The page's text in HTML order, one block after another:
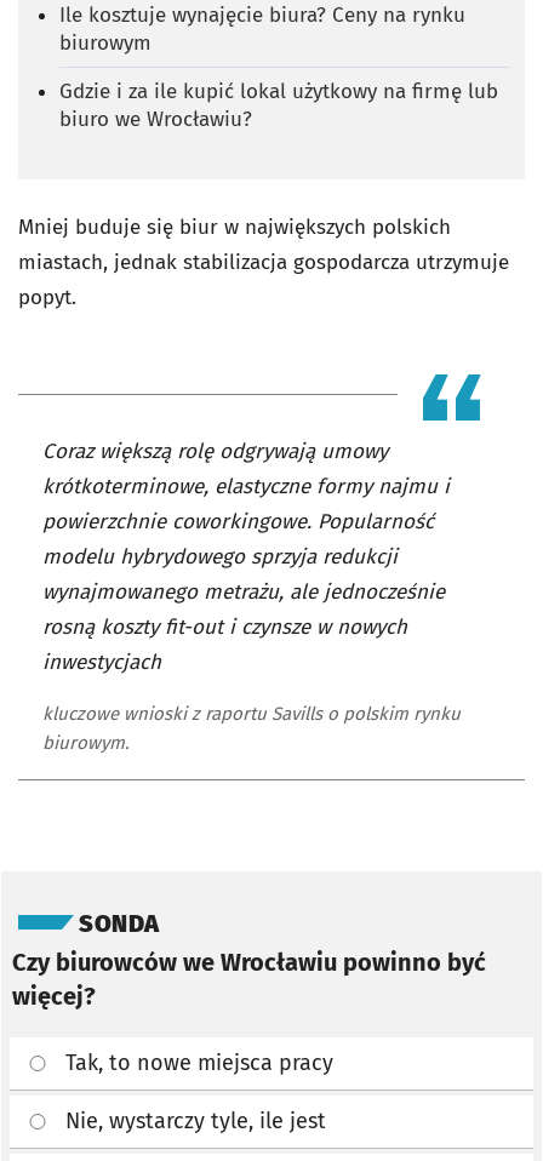
Ile kosztuje wynajęcie biura? Ceny na rynku
biurowym
Gdzie i za ile kupić lokal użytkowy na firmę lub
biuro we Wrocławiu?
Mniej buduje się biur w największych polskich
miastach, jednak stabilizacja gospodarcza utrzymuje
popyt.
Coraz większą rolę odgrywają umowy
krótkoterminowe, elastyczne formy najmu i
powierzchnie coworkingowe. Popularność
modelu hybrydowego sprzyja redukcji
wynajmowanego metrażu, ale jednocześnie
rosną koszty fit-out i czynsze w nowych
inwestycjach
kluczowe wnioski z raportu Savills o polskim rynku
biurowym.
SONDA
Czy biurowców we Wrocławiu powinno być
więcej?
Tak, to nowe miejsca pracy
Nie, wystarczy tyle, ile jest